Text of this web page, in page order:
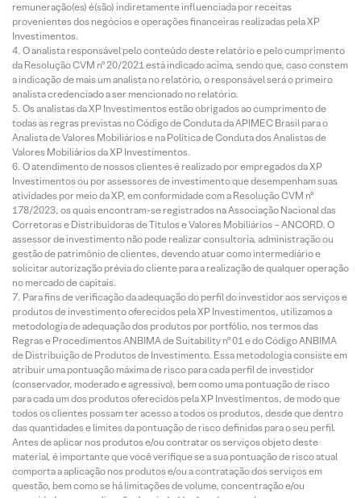
remuneração(es) é(são) indiretamente influenciada por receitas
provenientes dos negócios e operações financeiras realizadas pela XP
Investimentos.
O analista responsável pelo conteúdo deste relatório e pelo cumprimento
da Resolução CVM nº 20/2021 está indicado acima, sendo que, caso constem
a indicação de mais um analista no relatório, o responsável será o primeiro
analista credenciado a ser mencionado no relatório.
Os analistas da XP Investimentos estão obrigados ao cumprimento de
todas as regras previstas no Código de Conduta da APIMEC Brasil para o
Analista de Valores Mobiliários e na Política de Conduta dos Analistas de
Valores Mobiliários da XP Investimentos.
O atendimento de nossos clientes é realizado por empregados da XP
Investimentos ou por assessores de investimento que desempenham suas
atividades por meio da XP, em conformidade com a Resolução CVM nº
178/2023, os quais encontram-se registrados na Associação Nacional das
Corretoras e Distribuidoras de Títulos e Valores Mobiliários – ANCORD. O
assessor de investimento não pode realizar consultoria, administração ou
gestão de patrimônio de clientes, devendo atuar como intermediário e
solicitar autorização prévia do cliente para a realização de qualquer operação
no mercado de capitais.
Para fins de verificação da adequação do perfil do investidor aos serviços e
produtos de investimento oferecidos pela XP Investimentos, utilizamos a
metodologia de adequação dos produtos por portfólio, nos termos das
Regras e Procedimentos ANBIMA de Suitability nº 01 e do Código ANBIMA
de Distribuição de Produtos de Investimento. Essa metodologia consiste em
atribuir uma pontuação máxima de risco para cada perfil de investidor
(conservador, moderado e agressivo), bem como uma pontuação de risco
para cada um dos produtos oferecidos pela XP Investimentos, de modo que
todos os clientes possam ter acesso a todos os produtos, desde que dentro
das quantidades e limites da pontuação de risco definidas para o seu perfil.
Antes de aplicar nos produtos e/ou contratar os serviços objeto deste
material, é importante que você verifique se a sua pontuação de risco atual
comporta a aplicação nos produtos e/ou a contratação dos serviços em
questão, bem como se há limitações de volume, concentração e/ou